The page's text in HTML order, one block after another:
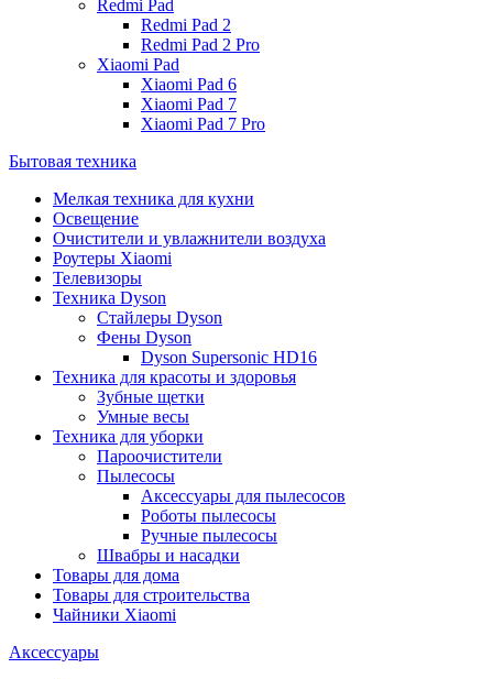
Redmi Pad
Redmi Pad 2
Redmi Pad 2 Pro
Xiaomi Pad
Xiaomi Pad 6
Xiaomi Pad 7
Xiaomi Pad 7 Pro
Бытовая техника
Мелкая техника для кухни
Освещение
Очистители и увлажнители воздуха
Роутеры Xiaomi
Телевизоры
Техника Dyson
Стайлеры Dyson
Фены Dyson
Dyson Supersonic HD16
Техника для красоты и здоровья
Зубные щетки
Умные весы
Техника для уборки
Пароочистители
Пылесосы
Аксессуары для пылесосов
Роботы пылесосы
Ручные пылесосы
Швабры и насадки
Товары для дома
Товары для строительства
Чайники Xiaomi
Аксессуары